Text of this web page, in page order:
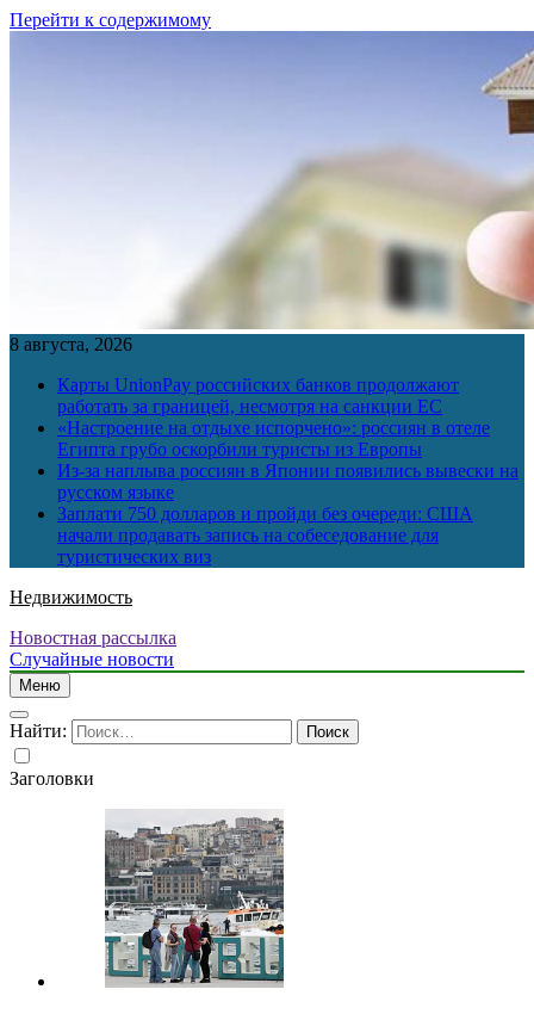
Перейти к содержимому
8 августа, 2026
Карты UnionPay российских банков продолжают
работать за границей, несмотря на санкции ЕС
«Настроение на отдыхе испорчено»: россиян в отеле
Египта грубо оскорбили туристы из Европы
Из-за наплыва россиян в Японии появились вывески на
русском языке
Заплати 750 долларов и пройди без очереди: США
начали продавать запись на собеседование для
туристических виз
Недвижимость
Новостная рассылка
Случайные новости
Меню
Найти:
Заголовки